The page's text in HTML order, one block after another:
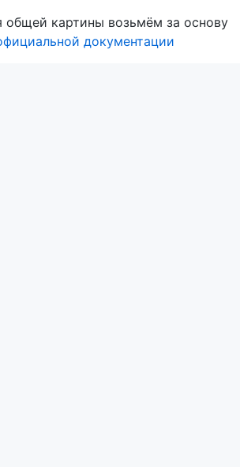
общей картины возьмём за основу
документации